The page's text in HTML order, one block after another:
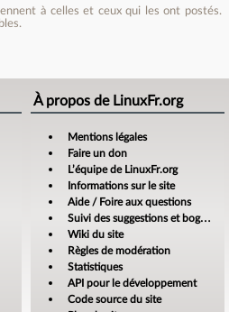
à celles et ceux qui les ont postés.
À propos de LinuxFr.org
Mentions légales
Faire un don
L’équipe de LinuxFr.org
Informations sur le site
Aide / Foire aux questions
Suivi des suggestions et bogues
Wiki du site
Règles de modération
Statistiques
API pour le développement
Code source du site